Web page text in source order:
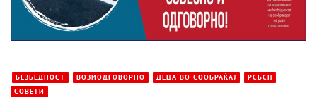
БЕЗБЕДНОСТ ВОЗИОДГОВОРНО ДЕЦА ВО СООБРАЌАЈ
РСБСП
СОВЕТИ